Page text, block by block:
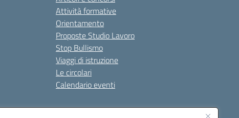
Attività formative
Orientamento
Proposte Studio Lavoro
Stop Bullismo
Viaggi di istruzione
Le circolari
Calendario eventi